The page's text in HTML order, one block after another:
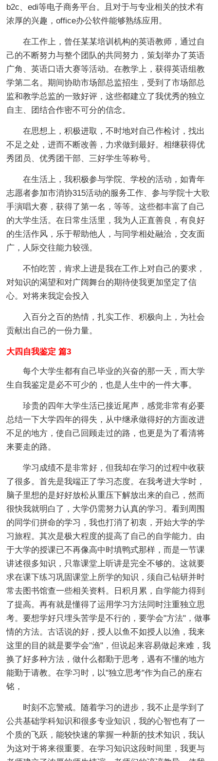
b2c、edi等电子商务平台。且对于与专业相关的技术有
浓厚的兴趣，office办公软件能够熟练应用。
在工作上，曾任某某培训机构的英语教师，通过自
己的不断努力与整个团队的共同努力，策划举办了英语
广角、英语口语大赛等活动。在教学上，获得英语组教
学第二名。期间协助市场部总监招生，受到了市场部总
监和教学总监的一致好评，这些都建立了我优秀的独立
自主、团结合作密不可分的信念。
在思想上，积极进取，不时地对自己作检讨，找出
不足之处，进而不断改善，力求做到最好。相继获得优
秀团员、优秀团干部、三好学生等称号。
在生活上，我积极参与学院、学校的活动，如青年
志愿者参加市消协315活动的服务工作、参与学院十大歌
手演唱大赛，获得了第一名，等等。这些都丰富了自己
的大学生活。在日常生活里，我为人正直善良，有良好
的生活作风，乐于帮助他人，与同学相处融洽，交友面
广，人际交往能力较强。
不怕吃苦，肯求上进是我在工作上对自己的要求，
对知识的渴望和对广阔舞台的期待使我更加坚定了信
心。对将来我定会投入
入百分之百的热情，扎实工作、积极向上，为社会
贡献出自己的一份力量。
大四自我鉴定 篇3
每个大学生都有自己毕业的兴奋的那一天，而大学
生自我鉴定是必不可少的，也是人生中的一件大事。
珍贵的四年大学生活已接近尾声，感觉非常有必要
总结一下大学四年的得失，从中继承做得好的方面改进
不足的地方，使自己回顾走过的路，也更是为了看清将
来要走的路。
学习成绩不是非常好，但我却在学习的过程中收获
了很多。首先是我端正了学习态度。在我考进大学时，
脑子里想的是好好放松从重压下解放出来的自己，然而
很快我就明白了，大学仍需努力认真的学习。看到周围
的同学们拼命的学习，我也打消了初衷，开始大学的学
习旅程。其次是极大程度的提高了自己的自学能力。由
于大学的授课已不再像高中时填鸭式那样，而是一节课
讲述很多知识，只靠课堂上听讲是完全不够的。这就要
求在课下练习巩固课堂上所学的知识，须自己钻研并时
常去图书馆查一些相关资料。日积月累，自学能力得到
了提高。再有就是懂得了运用学习方法同时注重独立思
考。要想学好只埋头苦学是不行的，要学会"方法"，做事
情的方法。古话说的好，授人以鱼不如授人以渔，我来
这里的目的就是要学会"渔"，但说起来容易做起来难，我
换了好多种方法，做什么都勤于思考，遇有不懂的地方
能勤于请教。在学习时，以"独立思考"作为自己的座右
铭，
时刻不忘警戒。随着学习的进步，我不止是学到了
公共基础学科知识和很多专业知识，我的心智也有了一
个质的飞跃，能较快速的掌握一种新的技术知识，我认
为这对于将来很重要。在学习知识这段时间里，我更与